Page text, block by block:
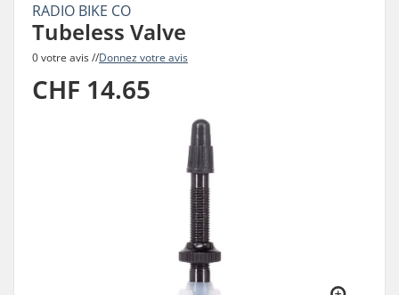
RADIO BIKE CO
Tubeless Valve
0 votre avis //Donnez votre avis
CHF 14.65